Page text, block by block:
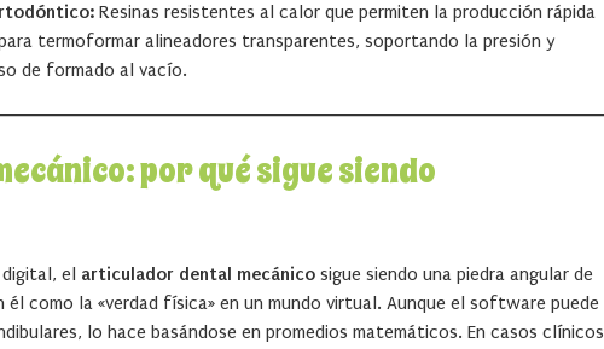
Resinas resistentes al calor que permiten la producción rápida
termoformar alineadores transparentes, soportando la presión y
de formado al vacío.
por qué sigue siendo
el articulador dental mecánico sigue siendo una piedra angular de
él como la «verdad física» en un mundo virtual. Aunque el software puede
lo hace basándose en promedios matemáticos. En casos clínicos